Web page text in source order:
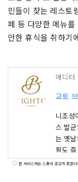
민들이 찾는 레스토
페 등 다양한 메뉴
안한 휴식을 취하기
에디터
교토
니조성
스 발
는 옛
핑도
분, 아
본 서비스에는 스폰서 광고가 포함되